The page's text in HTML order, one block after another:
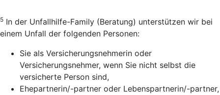
5 In der Unfallhilfe-Family (Beratung) unterstützen wir bei
einem Unfall der folgenden Personen:
Sie als Versicherungsnehmerin oder
Versicherungsnehmer, wenn Sie nicht selbst die
versicherte Person sind,
Ehepartnerin/-partner oder Lebenspartnerin/-partner,